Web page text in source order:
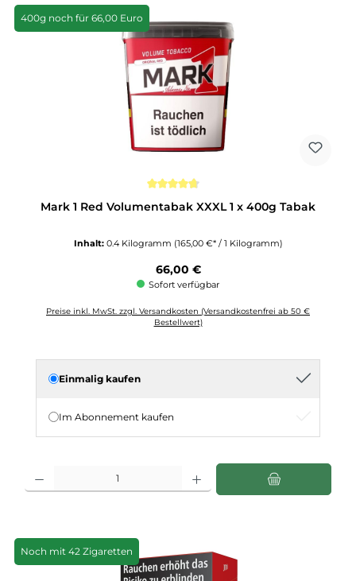
400g noch für 66,00 Euro
Mark 1 Red Volumentabak XXXL 1 x 400g Tabak
Inhalt: 0.4 Kilogramm (165,00 €* / 1 Kilogramm)
Regulärer Preis:
66,00 €
Sofort verfügbar
Preise inkl. MwSt. zzgl. Versandkosten (Versandkostenfrei ab 50 €
Bestellwert)
Einmalig kaufen
Im Abonnement kaufen
Noch mit 42 Zigaretten